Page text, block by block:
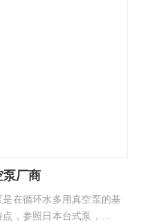
泵厂商
在循环水多用真空泵的基
，参照日本台式泵，一次